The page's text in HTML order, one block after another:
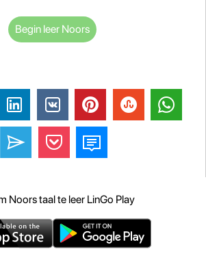
Begin leer Noors
Noors taal te leer LinGo Play